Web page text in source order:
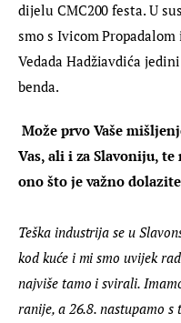
dijelu CMC200 festa. U
smo s Ivicom
Vedada Hadžiavdića
benda.
Vas, ali i za Slavoniju,
ono što je važno
Teška industrija se u
kod kuće i mi smo uvijek
najviše tamo i svirali.
ranije, a 26.8. nastupamo